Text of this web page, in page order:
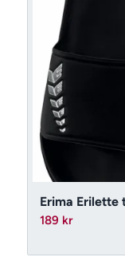
Erima Erilette
189 kr